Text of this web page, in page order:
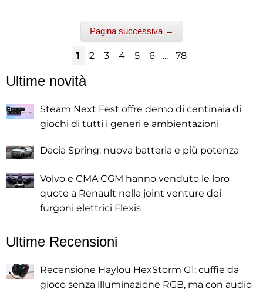
Pagina successiva →
1 2 3 4 5 6 ... 78
Ultime novità
Steam Next Fest offre demo di centinaia di
giochi di tutti i generi e ambientazioni
Dacia Spring: nuova batteria e più potenza
Volvo e CMA CGM hanno venduto le loro
quote a Renault nella joint venture dei
furgoni elettrici Flexis
Ultime Recensioni
Recensione Haylou HexStorm G1: cuffie da
gioco senza illuminazione RGB, ma con audio